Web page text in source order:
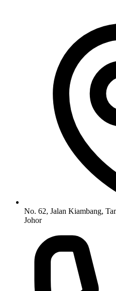
No. 62, Jalan Kiambang,
Johor